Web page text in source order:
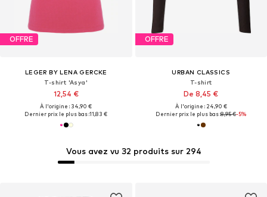
OFFRE
LEGER BY LENA GERCKE
T-shirt 'Asya'
12,54 €
À l'origine : 34,90 €
Dernier prix le plus bas :11,83 €
OFFRE
URBAN CLASSICS
T-shirt
De 8,45 €
À l'origine : 24,90 €
Dernier prix le plus bas :8,95 €-5%
Vous avez vu 32 produits sur 294